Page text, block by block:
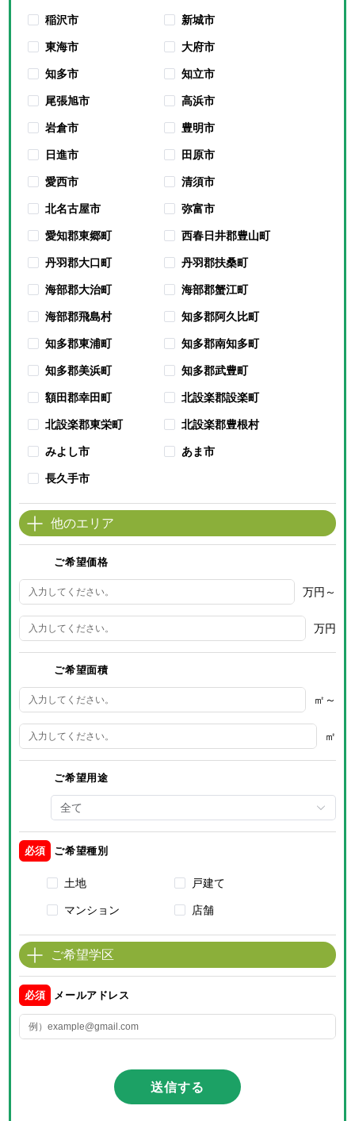
稲沢市 新城市
東海市 大府市
知多市 知立市
尾張旭市 高浜市
岩倉市 豊明市
日進市 田原市
愛西市 清須市
北名古屋市 弥富市
愛知郡東郷町 西春日井郡豊山町
丹羽郡大口町 丹羽郡扶桑町
海部郡大治町 海部郡蟹江町
海部郡飛島村 知多郡阿久比町
知多郡東浦町 知多郡南知多町
知多郡美浜町 知多郡武豊町
額田郡幸田町 北設楽郡設楽町
北設楽郡東栄町 北設楽郡豊根村
みよし市 あま市
長久手市
他のエリア
ご希望価格
万円～
万円
ご希望面積
㎡～
㎡
ご希望用途
全て
必須 ご希望種別
土地 戸建て
マンション 店舗
ご希望学区
必須 メールアドレス
送信する